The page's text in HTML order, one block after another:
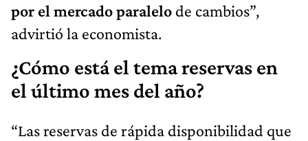
por el mercado paralelo de cambios”,
advirtió la economista.
¿Cómo está el tema reservas en
el último mes del año?
“Las reservas de rápida disponibilidad que